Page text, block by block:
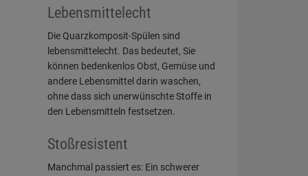
Lebensmittelecht
Die Quarzkomposit-Spülen sind
lebensmittelecht. Das bedeutet, Sie
können bedenkenlos Obst, Gemüse und
andere Lebensmittel darin waschen,
ohne dass sich unerwünschte Stoffe in
den Lebensmitteln festsetzen.
Stoßresistent
Manchmal passiert es: Ein schwerer